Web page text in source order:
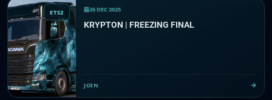
ETS2 26 DEC 2025
KRYPTON | FREEZING FINAL
JOIN